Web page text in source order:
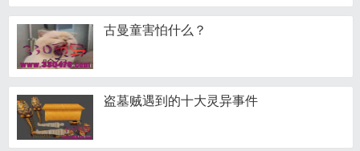
古曼童害怕什么？
盗墓贼遇到的十大灵异事件